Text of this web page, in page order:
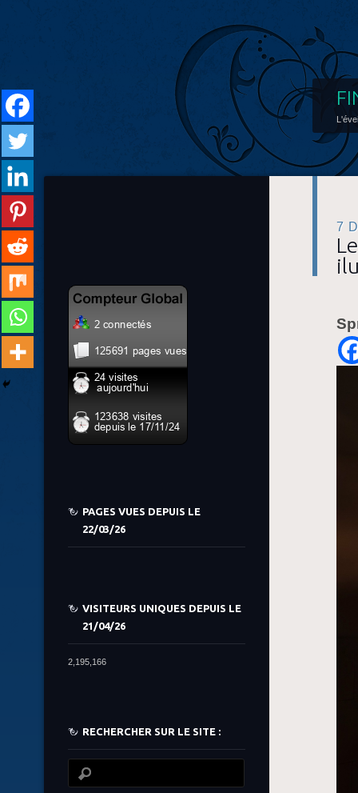
7
PAGES VUES DEPUIS LE
22/03/26
VISITEURS UNIQUES DEPUIS LE
21/04/26
2,195,166
RECHERCHER SUR LE SITE :